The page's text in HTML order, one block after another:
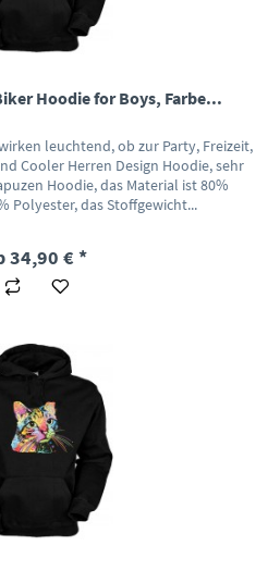
Hoodie for Boys, Farbe...
leuchtend, ob zur Party, Freizeit,
Cooler Herren Design Hoodie, sehr
Hoodie, das Material ist 80%
Polyester, das Stoffgewicht...
34,90 € *